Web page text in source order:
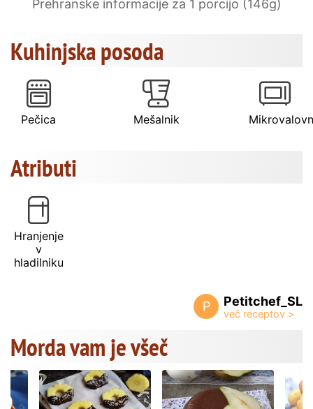
Prehranske informacije za 1 porcijo (146g)
Kuhinjska posoda
Pečica Mešalnik
Atributi
Hranjenje
v
hladilniku
P Petitchef_SL
Morda vam je všeč